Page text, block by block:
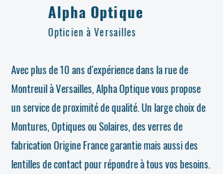
Alpha Optique
Opticien à Versailles
Avec plus de 10 ans d'expérience dans la rue de
Montreuil à Versailles, Alpha Optique vous propose
un service de proximité de qualité. Un large choix de
Montures, Optiques ou Solaires, des verres de
fabrication Origine France garantie mais aussi des
lentilles de contact pour répondre à tous vos besoins.